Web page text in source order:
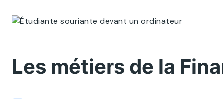
Les métiers de la